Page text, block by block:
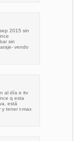
2015 sin
sin
vendo
al día e itv
q esta
está
y tener t-max